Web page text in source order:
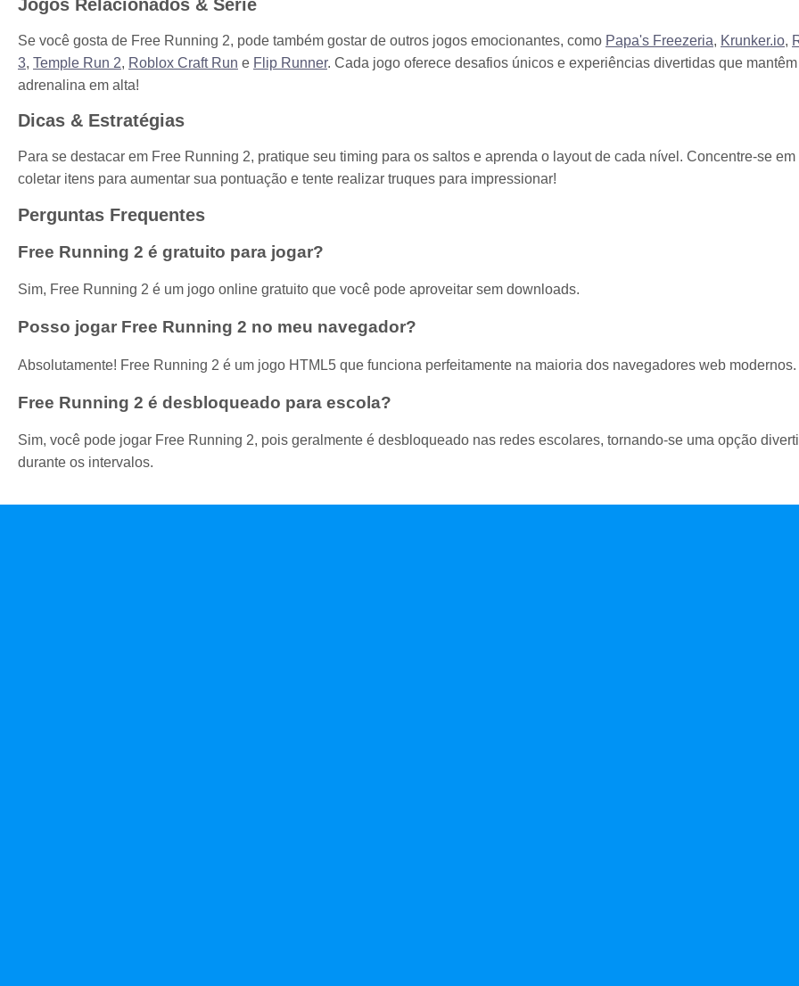
Jogos Relacionados & Série
Se você gosta de Free Running 2, pode também gostar de outros jogos emocionantes, como Papa's Freezeria, Krunker.io,
3, Temple Run 2, Roblox Craft Run e Flip Runner. Cada jogo oferece desafios únicos e experiências divertidas que
adrenalina em alta!
Dicas & Estratégias
Para se destacar em Free Running 2, pratique seu timing para os saltos e aprenda o layout de cada nível. Concentre-se em
coletar itens para aumentar sua pontuação e tente realizar truques para impressionar!
Perguntas Frequentes
Free Running 2 é gratuito para jogar?
Sim, Free Running 2 é um jogo online gratuito que você pode aproveitar sem downloads.
Posso jogar Free Running 2 no meu navegador?
Absolutamente! Free Running 2 é um jogo HTML5 que funciona perfeitamente na maioria dos navegadores web modernos.
Free Running 2 é desbloqueado para escola?
Sim, você pode jogar Free Running 2, pois geralmente é desbloqueado nas redes escolares, tornando-se uma opção
durante os intervalos.